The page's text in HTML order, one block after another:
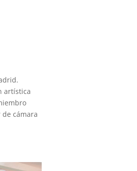
artística
de cámara